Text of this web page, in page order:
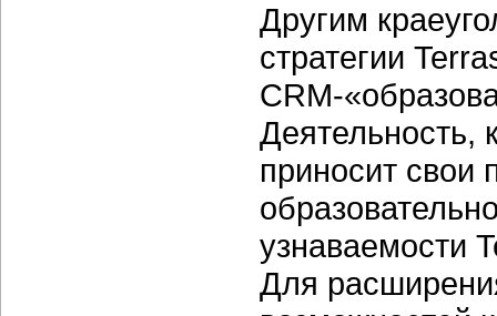
Другим
стратегии
CRM-
Деятельность,
приносит свои
узнаваемости
Для